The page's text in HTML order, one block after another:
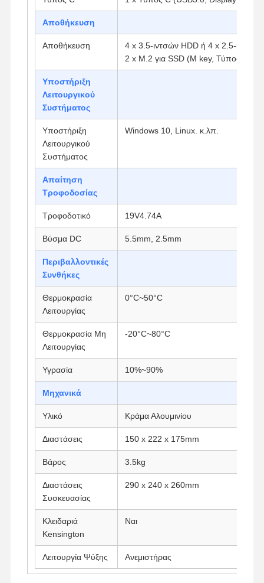
Ποιοτικός
Έλεγχος
Συνομιλία
Φάιργουολ Μίνι PC
Βιομηχανικό μίνι PC
Υπολογιστής Rack 1U
POE Mini PC
Μίνι υπολογιστής NAS
Core Mini PC
Μίνι PC Γραφείου
Μητρική πλακέτα firewall
Αποθήκευση
Αποθήκευση
4 x 3.5-ιντσών HDD ή 4 x 2.5-
2 x M.2 για SSD (M key, Τύπος:
Υποστήριξη
Λειτουργικού
Συστήματος
Υποστήριξη
Λειτουργικού
Συστήματος
Windows 10, Linux. κ.λπ.
Απαίτηση
Τροφοδοσίας
Τροφοδοτικό 19V4.74A
Βύσμα DC 5.5mm, 2.5mm
Περιβαλλοντικές
Συνθήκες
Θερμοκρασία
Λειτουργίας
0°C~50°C
Θερμοκρασία Μη
Λειτουργίας
-20°C~80°C
Υγρασία 10%~90%
Μηχανικά
Υλικό Κράμα Αλουμινίου
Διαστάσεις 150 x 222 x 175mm
Βάρος 3.5kg
Διαστάσεις
Συσκευασίας
290 x 240 x 260mm
Κλειδαριά
Kensington
Ναι
Λειτουργία Ψύξης Ανεμιστήρας